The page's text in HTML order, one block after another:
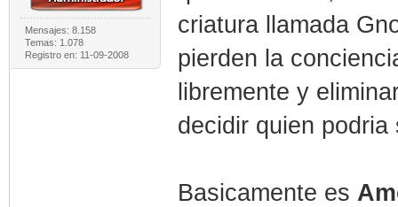
Mensajes: 8.158
Temas: 1.078
Registro en: 11-09-2008
criatura llamada
pierden la
libremente y
decidir quien podria
Basicamente es